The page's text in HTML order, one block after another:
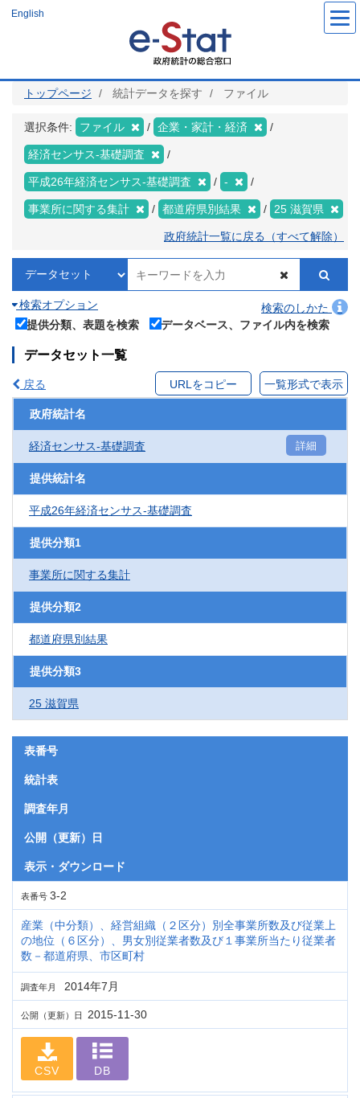
ツ
English
トップページ 統計データを探す ファイル
選択条件: ファイル 企業・家計・経済
経済センサス‐基礎調査
平成26年経済センサス‐基礎調査 -
事業所に関する集計 都道府県別結果 25 滋賀県
政府統計一覧に戻る（すべて解除）
検索オプション
検索のしかた
提供分類、表題を検索
データベース、ファイル内を検索
データセット一覧
戻る URLをコピー 一覧形式で表示
政府統計名
経済センサス‐基礎調査 詳細
提供統計名
平成26年経済センサス‐基礎調査
提供分類1
事業所に関する集計
提供分類2
都道府県別結果
提供分類3
25 滋賀県
表番号
統計表
調査年月
公開（更新）日
表示・ダウンロード
表番号 3-2
産業（中分類）、経営組織（２区分）別全事業所数及び従業上
の地位（６区分）、男女別従業者数及び１事業所当たり従業者
数－都道府県、市区町村
調査年月 2014年7月
公開（更新）日 2015-11-30
CSV DB